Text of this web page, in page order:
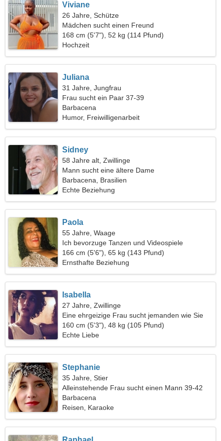
Viviane
26 Jahre, Schütze
Mädchen sucht einen Freund
168 cm (5'7"), 52 kg (114 Pfund)
Hochzeit
Juliana
31 Jahre, Jungfrau
Frau sucht ein Paar 37-39
Barbacena
Humor, Freiwilligenarbeit
Sidney
58 Jahre alt, Zwillinge
Mann sucht eine ältere Dame
Barbacena, Brasilien
Echte Beziehung
Paola
55 Jahre, Waage
Ich bevorzuge Tanzen und Videospiele
166 cm (5'6"), 65 kg (143 Pfund)
Ernsthafte Beziehung
Isabella
27 Jahre, Zwillinge
Eine ehrgeizige Frau sucht jemanden wie Sie
160 cm (5'3"), 48 kg (105 Pfund)
Echte Liebe
Stephanie
35 Jahre, Stier
Alleinstehende Frau sucht einen Mann 39-42
Barbacena
Reisen, Karaoke